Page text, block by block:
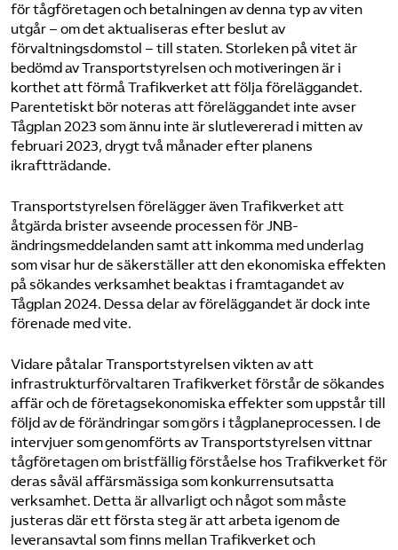
för tågföretagen och betalningen av denna typ av viten
utgår – om det aktualiseras efter beslut av
förvaltningsdomstol – till staten. Storleken på vitet är
bedömd av Transportstyrelsen och motiveringen är i
korthet att förmå Trafikverket att följa föreläggandet.
Parentetiskt bör noteras att föreläggandet inte avser
Tågplan 2023 som ännu inte är slutlevererad i mitten av
februari 2023, drygt två månader efter planens
ikraftträdande.
Transportstyrelsen förelägger även Trafikverket att
åtgärda brister avseende processen för JNB-
ändringsmeddelanden samt att inkomma med underlag
som visar hur de säkerställer att den ekonomiska effekten
på sökandes verksamhet beaktas i framtagandet av
Tågplan 2024. Dessa delar av föreläggandet är dock inte
förenade med vite.
Vidare påtalar Transportstyrelsen vikten av att
infrastrukturförvaltaren Trafikverket förstår de sökandes
affär och de företagsekonomiska effekter som uppstår till
följd av de förändringar som görs i tågplaneprocessen. I de
intervjuer som genomförts av Transportstyrelsen vittnar
tågföretagen om bristfällig förståelse hos Trafikverket för
deras såväl affärsmässiga som konkurrensutsatta
verksamhet. Detta är allvarligt och något som måste
justeras där ett första steg är att arbeta igenom de
leveransavtal som finns mellan Trafikverket och